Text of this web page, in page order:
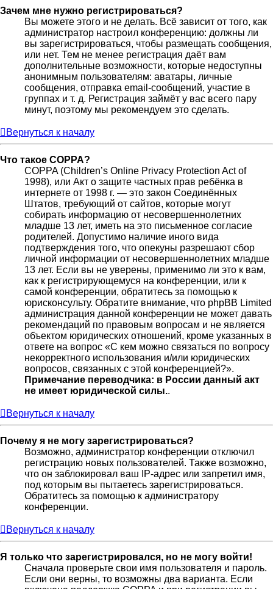
Зачем мне нужно регистрироваться?
Вы можете этого и не делать. Всё зависит от того, как
администратор настроил конференцию: должны ли
вы зарегистрироваться, чтобы размещать сообщения,
или нет. Тем не менее регистрация даёт вам
дополнительные возможности, которые недоступны
анонимным пользователям: аватары, личные
сообщения, отправка email-сообщений, участие в
группах и т. д. Регистрация займёт у вас всего пару
минут, поэтому мы рекомендуем это сделать.
Вернуться к началу
Что такое COPPA?
COPPA (Children’s Online Privacy Protection Act of
1998), или Акт о защите частных прав ребёнка в
интернете от 1998 г. — это закон Соединённых
Штатов, требующий от сайтов, которые могут
собирать информацию от несовершеннолетних
младше 13 лет, иметь на это письменное согласие
родителей. Допустимо наличие иного вида
подтверждения того, что опекуны разрешают сбор
личной информации от несовершеннолетних младше
13 лет. Если вы не уверены, применимо ли это к вам,
как к регистрирующемуся на конференции, или к
самой конференции, обратитесь за помощью к
юрисконсульту. Обратите внимание, что phpBB Limited
администрация данной конференции не может давать
рекомендаций по правовым вопросам и не является
объектом юридических отношений, кроме указанных в
ответе на вопрос «С кем можно связаться по вопросу
некорректного использования и/или юридических
вопросов, связанных с этой конференцией?».
Примечание переводчика: в России данный акт
не имеет юридической силы..
Вернуться к началу
Почему я не могу зарегистрироваться?
Возможно, администратор конференции отключил
регистрацию новых пользователей. Также возможно,
что он заблокировал ваш IP-адрес или запретил имя,
под которым вы пытаетесь зарегистрироваться.
Обратитесь за помощью к администратору
конференции.
Вернуться к началу
Я только что зарегистрировался, но не могу войти!
Сначала проверьте свои имя пользователя и пароль.
Если они верны, то возможны два варианта. Если